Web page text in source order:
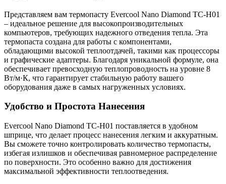
Представляем вам термопасту Evercool Nano Diamond TC-H01
– идеальное решение для высокопроизводительных
компьютеров, требующих надежного отведения тепла. Эта
термопаста создана для работы с компонентами,
обладающими высокой теплоотдачей, такими как процессоры
и графические адаптеры. Благодаря уникальной формуле, она
обеспечивает превосходную теплопроводность на уровне 8
Вт/м·К, что гарантирует стабильную работу вашего
оборудования даже в самых нагруженных условиях.
Удобство и Простота Нанесения
Evercool Nano Diamond TC-H01 поставляется в удобном
шприце, что делает процесс нанесения легким и аккуратным.
Вы сможете точно контролировать количество термопасты,
избегая излишков и обеспечивая равномерное распределение
по поверхности. Это особенно важно для достижения
максимальной эффективности теплоотведения.